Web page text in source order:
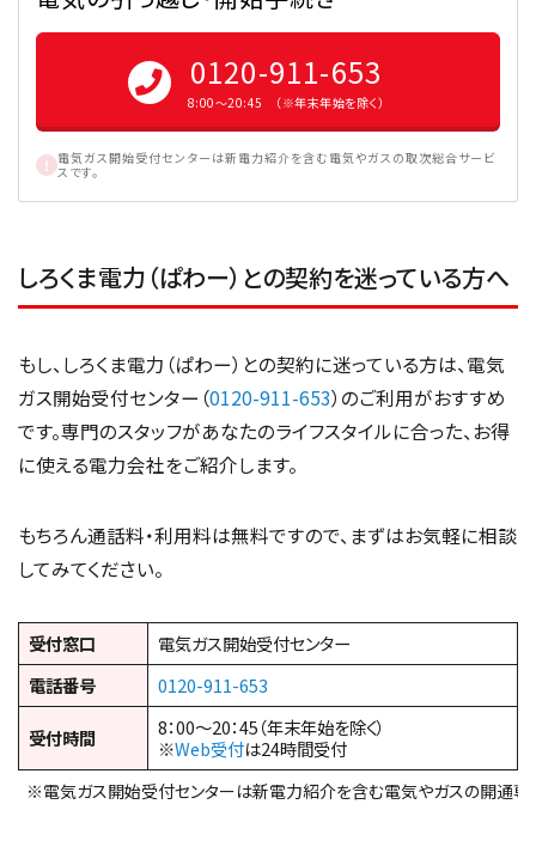
0120-911-653
8:00〜20:45 （※年末年始を除く）
電気ガス開始受付センターは新電力紹介を含む電気やガスの取次総合サービ
スです。
しろくま電力（ぱわー）との契約を迷っている方へ
もし、しろくま電力（ぱわー）との契約に迷っている方は、電気
ガス開始受付センター（0120-911-653）のご利用がおすすめ
です。専門のスタッフがあなたのライフスタイルに合った、お得
に使える電力会社をご紹介します。
もちろん通話料・利用料は無料ですので、まずはお気軽に相談
してみてください。
受付窓口
電気ガス開始受付センター
電話番号
0120-911-653
受付時間
8：00～20：45（年末年始を除く）
※Web受付は24時間受付
※電気ガス開始受付センターは新電力紹介を含む電気やガスの開通専